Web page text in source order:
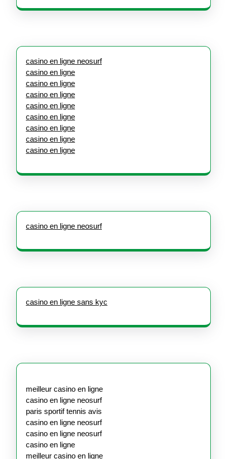
casino en ligne neosurf
casino en ligne
casino en ligne
casino en ligne
casino en ligne
casino en ligne
casino en ligne
casino en ligne
casino en ligne
casino en ligne neosurf
casino en ligne sans kyc
meilleur casino en ligne
casino en ligne neosurf
paris sportif tennis avis
casino en ligne neosurf
casino en ligne neosurf
casino en ligne
meilleur casino en ligne